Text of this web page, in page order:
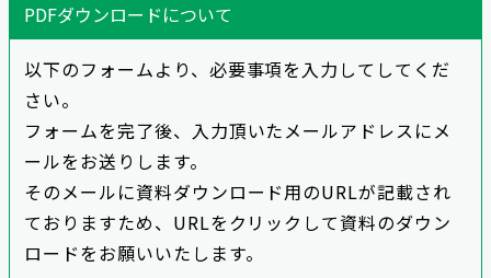
PDFダウンロードについて
以下のフォームより、必要事項を入力してしてくだ
さい。
フォームを完了後、入力頂いたメールアドレスにメ
ールをお送りします。
そのメールに資料ダウンロード用のURLが記載され
ておりますため、URLをクリックして資料のダウン
ロードをお願いいたします。